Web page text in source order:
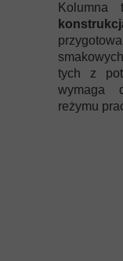
tych z
wymaga
reżymu